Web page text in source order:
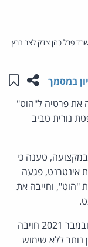
פרל כהן צדק לצר ברץ
שתפו
במסמך
את פרטיה ל"הוט"
נורית טביב
טענה כי
אינטרנט, פגעה
"הוט", וחייבה את
יש לקבל את התביעה בחלקה. החל מנובמבר 2021 חויבה
נותר ללא שימוש